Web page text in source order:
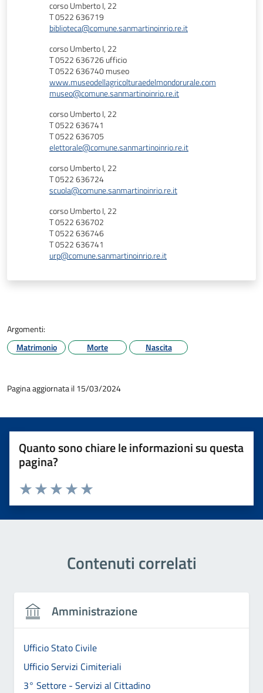
corso Umberto I, 22
T 0522 636719
biblioteca@comune.sanmartinoinrio.re.it
corso Umberto I, 22
T 0522 636726 ufficio
T 0522 636740 museo
www.museodellagricolturaedelmondorurale.com
museo@comune.sanmartinoinrio.re.it
corso Umberto I, 22
T 0522 636741
T 0522 636705
elettorale@comune.sanmartinoinrio.re.it
corso Umberto I, 22
T 0522 636724
scuola@comune.sanmartinoinrio.re.it
corso Umberto I, 22
T 0522 636702
T 0522 636746
T 0522 636741
urp@comune.sanmartinoinrio.re.it
Argomenti:
Matrimonio
Morte Nascita
Pagina aggiornata il 15/03/2024
Quanto sono chiare le informazioni su questa
pagina?
Valuta 5 stelle su 5
Valuta 4 stelle su 5
Valuta 3 stelle su 5
Valuta 2 stelle su 5
Valuta 1 stelle su 5
Contenuti correlati
Amministrazione
Ufficio Stato Civile
Ufficio Servizi Cimiteriali
3° Settore - Servizi al Cittadino